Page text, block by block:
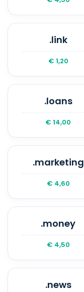
.link
€ 1,20
.loans
€ 14,00
.marketing
€ 4,60
.money
€ 4,50
.news